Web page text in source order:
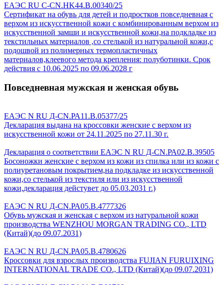
ЕАЭС RU C-CN.HK44.B.00340/25
Сертификат на обувь для детей и подростков повседневная с
верхом из искусственной кожи с комбинированным верхом из
искусственной замши и искусственной кожи,на подкладке из
текстильных материалов ,со стелькой из натуральной кожи,с
подошвой из полимерных термопластичных
материалов,клеевого метода крепления: полуботинки. Срок
действия с 10.06.2025 по 09.06.2028 г
Повседневная мужская и женская обувь
ЕАЭС N RU Д-CN.РА11.В.05377/25
Декларация выдана на кроссовки женские с верхом из
искусственной кожи от 24.11.2025 по 27.11.30 г.
Декларация о соответствии ЕАЭС N RU Д-CN.РА02.В.39505
Босоножки женские с верхом из кожи из спилка или из кожи с
полиуретановым покрытием,на подкладке из искусственной
кожи,со стелькой из текстиля или из искусственной
кожи,декларация дейстувет до 05.03.2031 г.)
ЕАЭС N RU Д-CN.РА05.В.4777326
Обувь мужская и женская с верхом из натуральной кожи
производства WENZHOU MORGAN TRADING CO., LTD
(Китай)(до 09.07.2031)
ЕАЭС N RU Д-CN.РА05.В.4780626
Кроссовки для взрослых производства FUJIAN FURUIXING
INTERNATIONAL TRADE CO., LTD (Китай)(до 09.07.2031)